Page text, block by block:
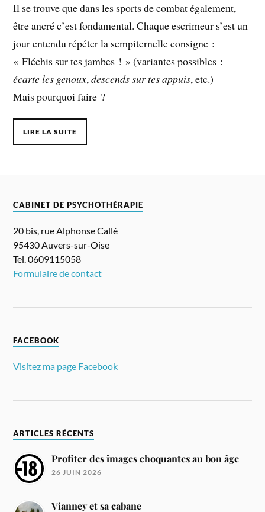
Il se trouve que dans les sports de combat également,
être ancré c’est fondamental. Chaque escrimeur s’est un
jour entendu répéter la sempiternelle consigne :
« Fléchis sur tes jambes ! » (variantes possibles :
écarte les genoux,descends sur tes appuis, etc.)
Mais pourquoi faire ?
LIRE LA SUITE
CABINET DE PSYCHOTHÉRAPIE
20 bis, rue Alphonse Callé
95430 Auvers-sur-Oise
Tel. 0609115058
Formulaire de contact
FACEBOOK
Visitez ma page Facebook
ARTICLES RÉCENTS
Profiter des images choquantes au bon âge
26 JUIN 2026
Vianney et sa cabane